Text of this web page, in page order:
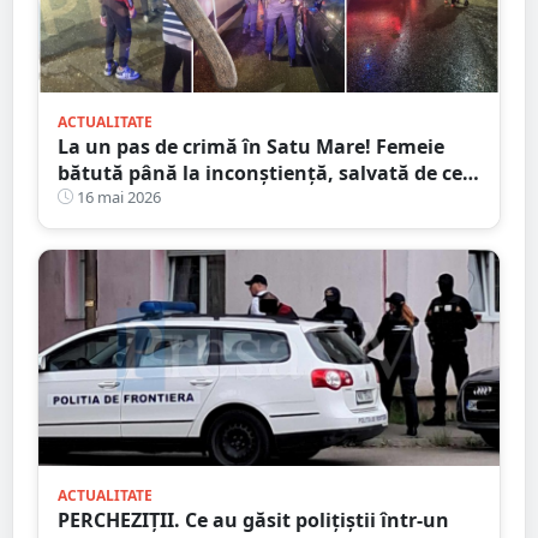
ACTUALITATE
La un pas de crimă în Satu Mare! Femeie
bătută până la inconștiență, salvată de cei
4 copilași
16 mai 2026
ACTUALITATE
PERCHEZIȚII. Ce au găsit polițiștii într-un